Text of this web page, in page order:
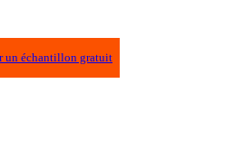
un échantillon gratuit